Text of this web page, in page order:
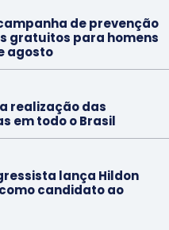
de prevenção
gratuitos para homens
agosto
realização das
em todo o Brasil
lança Hildon
candidato ao